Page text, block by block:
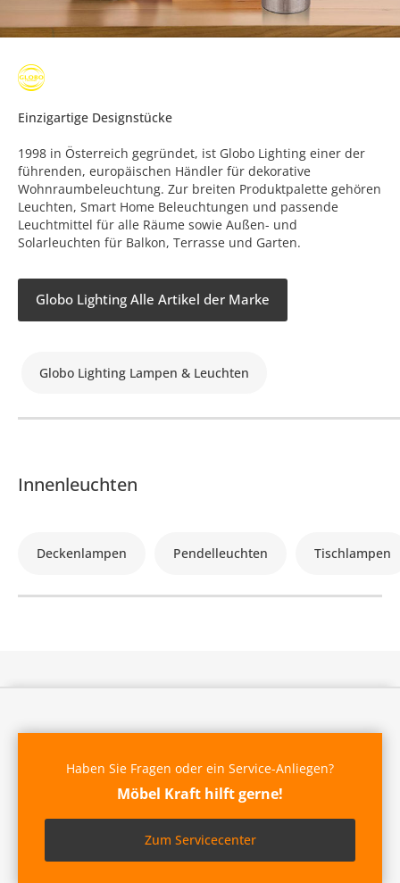
Einzigartige Designstücke
1998 in Österreich gegründet, ist Globo Lighting einer der
führenden, europäischen Händler für dekorative
Wohnraumbeleuchtung. Zur breiten Produktpalette gehören
Leuchten, Smart Home Beleuchtungen und passende
Leuchtmittel für alle Räume sowie Außen- und
Solarleuchten für Balkon, Terrasse und Garten.
Globo Lighting Alle Artikel der Marke
Globo Lighting Lampen & Leuchten
Innenleuchten
Deckenlampen Pendelleuchten Tischlampen
Haben Sie Fragen oder ein Service-Anliegen?
Möbel Kraft hilft gerne!
Zum Servicecenter